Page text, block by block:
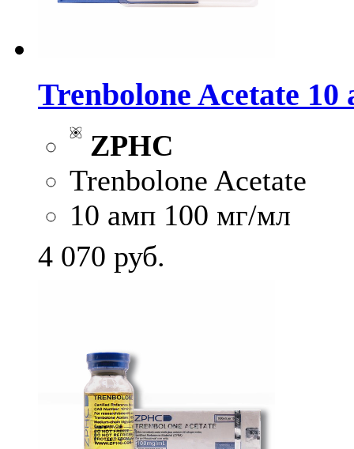
Trenbolone Acetate
ZPHC
Trenbolone Acetate
10 амп 100 мг/мл
4 070 руб.